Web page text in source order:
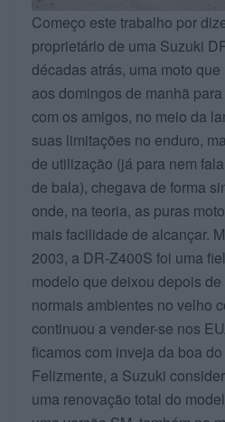
Começo este trabalho por
proprietário de uma Suzuki
décadas atrás, uma moto
aos domingos de manhã
com os amigos, no meio da
suas limitações no enduro,
de utilização (já para nem
de bala), chegava de forma
onde, na teoria, as puras
mais facilidade de alcançar.
2003, a DR-Z400S foi uma
modelo que deixou depois
normais ambientes no velho
continuou a vender-se nos
ficamos com inveja da boa
Felizmente, a Suzuki
uma renovação total do